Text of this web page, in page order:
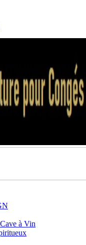
à Vin